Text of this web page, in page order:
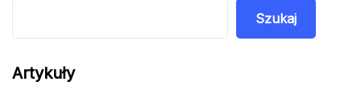
Szukaj
Artykuły